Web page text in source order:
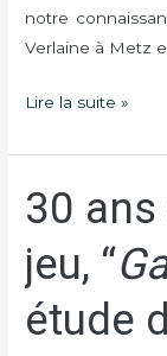
notre
Verlaine à Metz
Lire la suite »
30
jeu, “
étude
30
ans
des
sciences
du